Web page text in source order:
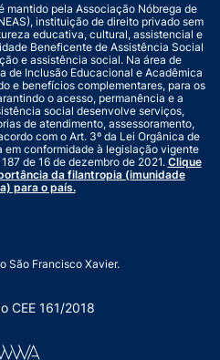
mantido pela Associação Nóbrega de
instituição de direito privado sem
educativa, cultural, assistencial e
Beneficente de Assistência Social
e assistência social. Na área de
de Inclusão Educacional e Acadêmica
e benefícios complementares, para os
o acesso, permanência e a
social desenvolve serviços,
de atendimento, assessoramento,
com o Art. 3º da Lei Orgânica de
em conformidade à legislação vigente
de 16 de dezembro de 2021. Clique
da filantropia (imunidade
para o país.
São Francisco Xavier.
CEE 161/2018